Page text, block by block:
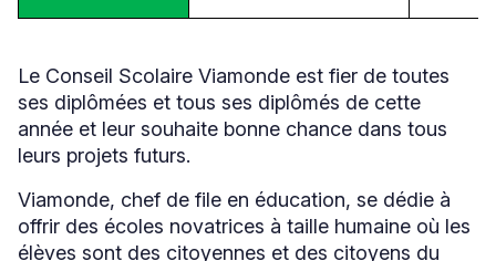
Le Conseil Scolaire Viamonde est fier de toutes
ses diplômées et tous ses diplômés de cette
année et leur souhaite bonne chance dans tous
leurs projets futurs.
Viamonde, chef de file en éducation, se dédie à
offrir des écoles novatrices à taille humaine où les
élèves sont des citoyennes et des citoyens du